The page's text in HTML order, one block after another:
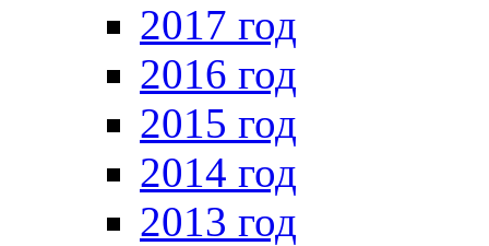
2017 год
2016 год
2015 год
2014 год
2013 год